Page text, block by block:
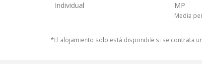
Individual MP
Media
*El alojamiento solo está disponible si se contrata